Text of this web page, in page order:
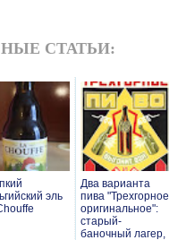
СТАТЬИ:
эль
Два варианта
пива "Трехгорное
оригинальное":
старый-
баночный лагер,